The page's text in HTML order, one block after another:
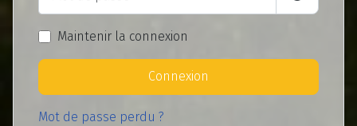
Afficher
Maintenir la connexion
Connexion
Mot de passe perdu ?